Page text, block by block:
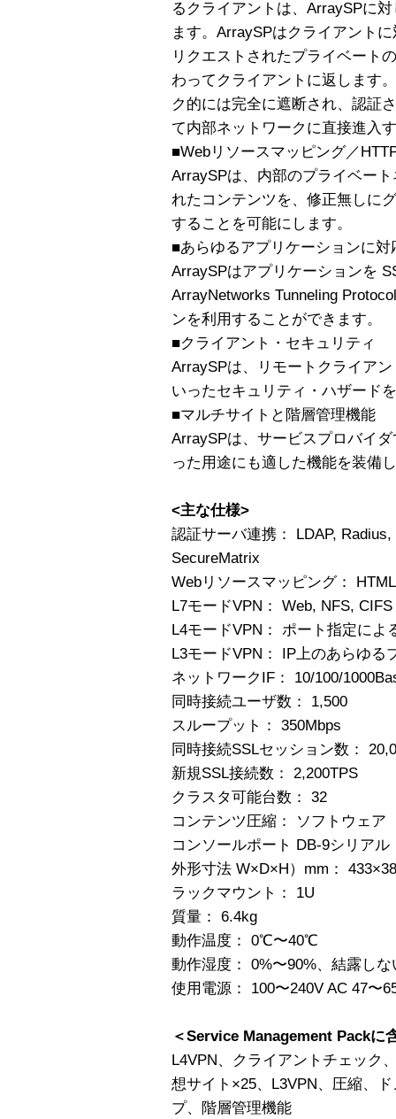
るクライアントは、ArraySPに
ます。ArraySPはクライアント
リクエストされたプライベート
わってクライアントに返します
ク的には完全に遮断され、認証
て内部ネットワークに直接進入
■Webリソースマッピング／
ArraySPは、内部のプライベー
れたコンテンツを、修正無しに
することを可能にします。
■あらゆるアプリケーションに対
ArraySPはアプリケーションを
ArrayNetworks Tunneling
ンを利用することができます。
■クライアント・セキュリティ
ArraySPは、リモートクライア
いったセキュリティ・ハザード
■マルチサイトと階層管理機能
ArraySPは、サービスプロバイ
った用途にも適した機能を装備
<主な仕様>
認証サーバ連携： LDAP,
SecureMatrix
Webリソースマッピング：
L7モードVPN： Web, NFS, CIFS
L4モードVPN： ポート指定によ
L3モードVPN： IP上のあらゆる
ネットワークIF： 10/100/
同時接続ユーザ数： 1,500
スループット： 350Mbps
同時接続SSLセッション数：
新規SSL接続数： 2,200TPS
クラスタ可能台数： 32
コンテンツ圧縮： ソフトウェア
コンソールポート DB-9シリアル
外形寸法 W×D×H）mm：
ラックマウント： 1U
質量： 6.4kg
動作温度： 0℃〜40℃
動作湿度： 0%〜90%、結露しな
使用電源： 100〜240V AC 47〜
＜Service Management Packに
L4VPN、クライアントチェック
想サイト×25、L3VPN、圧縮、
プ、階層管理機能